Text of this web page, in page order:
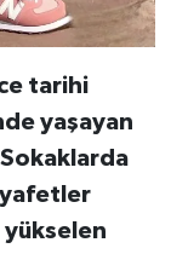
tarihi
yaşayan